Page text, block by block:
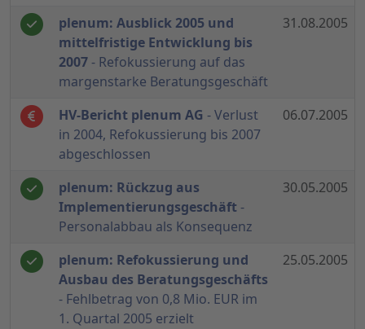
plenum: Ausblick 2005 und
mittelfristige Entwicklung bis
2007 - Refokussierung auf das
margenstarke Beratungsgeschäft
31.08.2005
HV-Bericht plenum AG - Verlust
in 2004, Refokussierung bis 2007
abgeschlossen
06.07.2005
plenum: Rückzug aus
Implementierungsgeschäft -
Personalabbau als Konsequenz
30.05.2005
plenum: Refokussierung und
Ausbau des Beratungsgeschäfts
- Fehlbetrag von 0,8 Mio. EUR im
1. Quartal 2005 erzielt
25.05.2005